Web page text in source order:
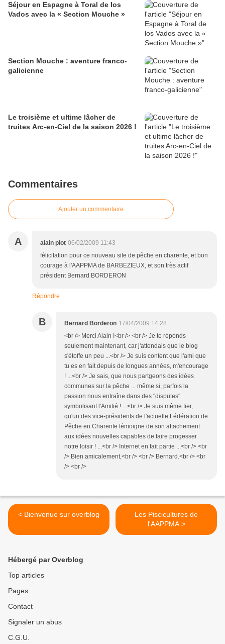
Séjour en Espagne à Toral de los
Vados avec la « Section Mouche »
Section Mouche : aventure franco-
galicienne
Le troisième et ultime lâcher de
truites Arc-en-Ciel de la saison 2026 !
Commentaires
Ajouter un commentaire
A alain piot 06/02/2009 11:43
félicitation pour ce nouveau site de pêche en charente, et bon
courage à l'AAPPMA de BARBEZIEUX, et son très actif
président Bernard BORDERON
Répondre
B Bernard Borderon 17/04/2009 14:28
<br /> Merci Alain !<br /> <br /> Je te réponds
seulement maintenant, car j'attendais que le blog
s'étoffe un peu ...<br /> Je suis content que l'ami que
tu es en fait depuis de longues années, m'encourage
! ...<br /> Je sais, que nous partgeons des idées
communes sur la pêche ... même si, parfois la
passion nous entraîne dans des "disputes"
symbolisant l'Amitié ! ...<br /> Je suis même fier,
qu'un des vice-présidents de l'actuelle Fédération de
Pêche en Charente témoigne de son attachement
aux idées nouvelles capables de faire progesser
notre loisir ! ...<br /> Internet en fait partie ...<br /> <br
/> Bien amicalement,<br /> <br /> Bernard.<br /> <br
/> <br />
< Bienvenue sur overblog
Les Piscicultures de
l'AAPPMA >
Hébergé par Overblog
Top articles
Pages
Contact
Signaler un abus
C.G.U.